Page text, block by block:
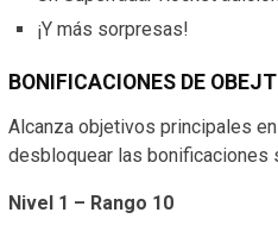
¡Y más sorpresas!
BONIFICACIONES DE
Alcanza objetivos principales
desbloquear las bonificaciones
Nivel 1 – Rango 10